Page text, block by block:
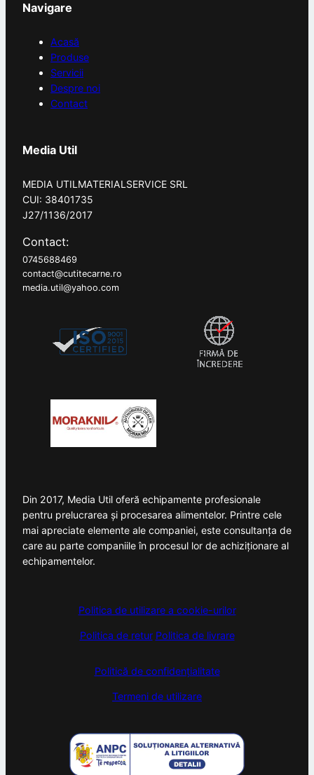
Navigare
Acasă
Produse
Servicii
Despre noi
Contact
Media Util
MEDIA UTILMATERIALSERVICE SRL
CUI: 38401735
J27/1136/2017
Contact:
0745688469
contact@cutitecarne.ro
media.util@yahoo.com
Din 2017, Media Util oferă echipamente profesionale
pentru prelucrarea și procesarea alimentelor. Printre cele
mai apreciate elemente ale companiei, este consultanța de
care au parte companiile în procesul lor de achiziționare al
echipamentelor.
Politica de utilizare a cookie-urilor
Politica de retur Politica de livrare
Politică de confidențialitate
Termeni de utilizare